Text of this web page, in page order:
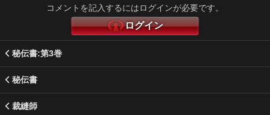
コメントを記入するにはログインが必要です。
ログイン
秘伝書:第3巻
秘伝書
裁縫師